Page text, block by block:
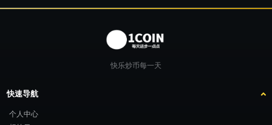
快乐炒币每一天
快速导航
个人中心